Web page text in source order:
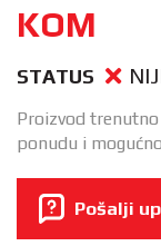
KOM
STATUS
Proizvod
ponudu i
Pošalji